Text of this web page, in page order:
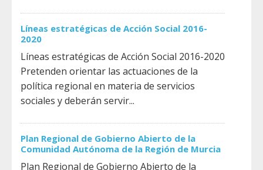
Líneas estratégicas de Acción Social 2016-
2020
Líneas estratégicas de Acción Social 2016-2020
Pretenden orientar las actuaciones de la
política regional en materia de servicios
sociales y deberán servir...
Plan Regional de Gobierno Abierto de la
Comunidad Autónoma de la Región de Murcia
Plan Regional de Gobierno Abierto de la